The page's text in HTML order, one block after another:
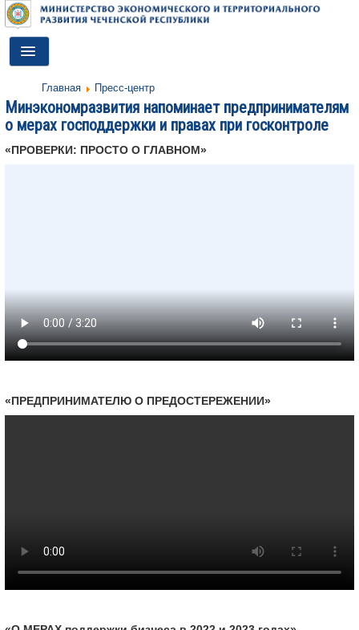
Toggle
Navigation
ДЕЯТЕЛЬНОСТЬ
КОНТАКТЫ
ОБРАТНАЯ СВЯЗЬ
Главная Пресс-центр
Минэкономразвития напоминает предпринимателям
о мерах господдержки и правах при госконтроле
«ПРОВЕРКИ: ПРОСТО О ГЛАВНОМ»
«ПРЕДПРИНИМАТЕЛЮ О ПРЕДОСТЕРЕЖЕНИИ»